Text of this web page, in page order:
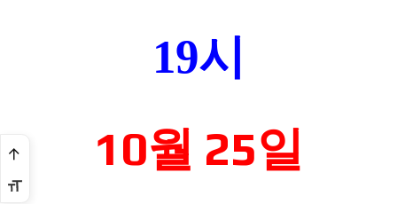
19시
10월 25일